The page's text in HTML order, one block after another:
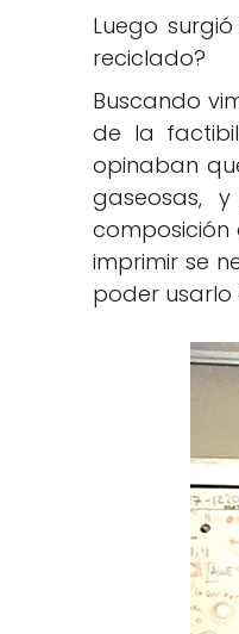
Luego
reciclado?
Buscando
de la
opinaban
gaseosas,
imprimir se
poder usarlo